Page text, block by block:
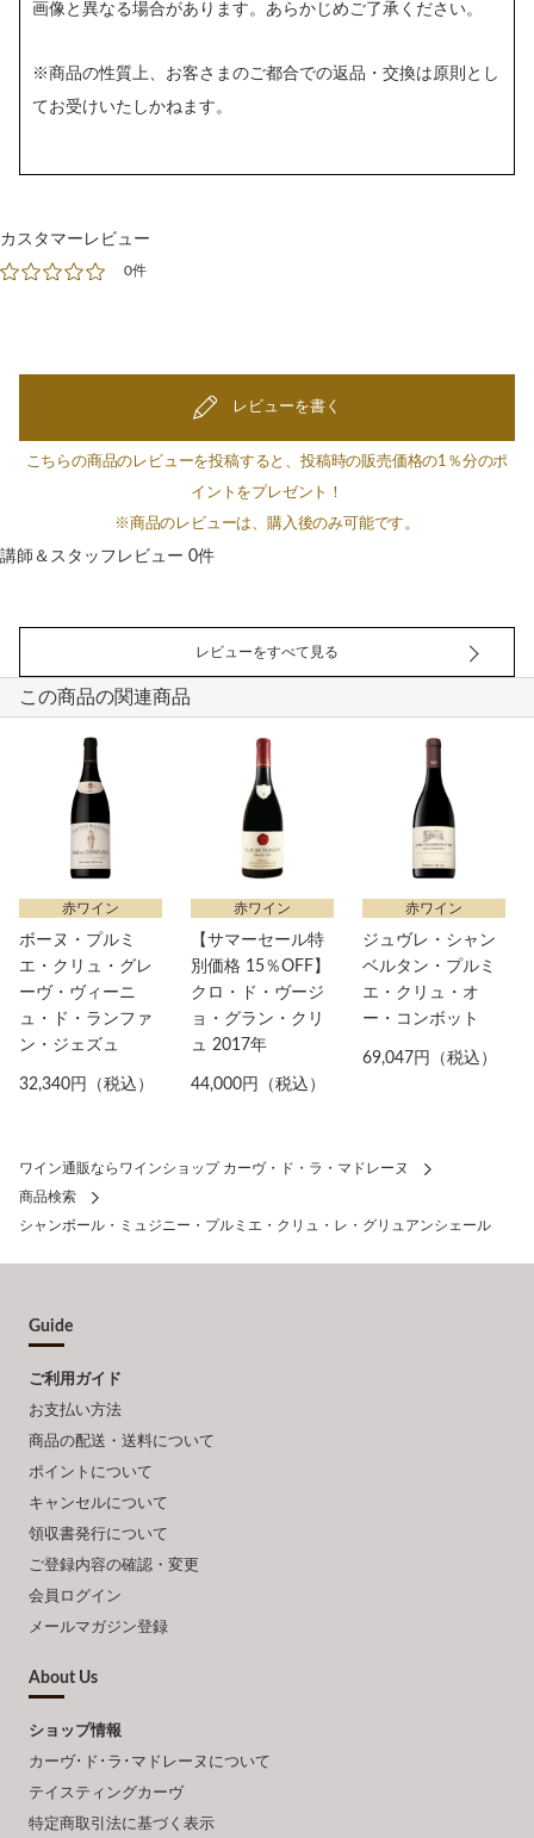
画像と異なる場合があります。あらかじめご了承ください。
※商品の性質上、お客さまのご都合での返品・交換は原則とし
てお受けいたしかねます。
カスタマーレビュー
0件
レビューを書く
こちらの商品のレビューを投稿すると、投稿時の販売価格の1％分のポ
イントをプレゼント！
※商品のレビューは、購入後のみ可能です。
講師＆スタッフレビュー 0件
レビューをすべて見る
この商品の関連商品
赤ワイン
ボーヌ・プルミ
エ・クリュ・グレ
ーヴ・ヴィーニ
ュ・ド・ランファ
ン・ジェズュ
32,340円（税込）
赤ワイン
【サマーセール特
別価格 15％OFF】
クロ・ド・ヴージ
ョ・グラン・クリ
ュ 2017年
44,000円（税込）
赤ワイン
ジュヴレ・シャン
ベルタン・プルミ
エ・クリュ・オ
ー・コンボット
69,047円（税込）
ワイン通販ならワインショップ カーヴ・ド・ラ・マドレーヌ
商品検索
シャンボール・ミュジニー・プルミエ・クリュ・レ・グリュアンシェール
Guide
ご利用ガイド
お支払い方法
商品の配送・送料について
ポイントについて
キャンセルについて
領収書発行について
ご登録内容の確認・変更
会員ログイン
メールマガジン登録
About Us
ショップ情報
カーヴ･ド･ラ･マドレーヌについて
テイスティングカーヴ
特定商取引法に基づく表示